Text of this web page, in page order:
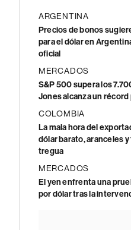
ARGENTINA
Precios de bonos
para el dólar en
oficial
MERCADOS
S&P 500 supera los
Jones alcanza un
COLOMBIA
La mala hora del
dólar barato, aranceles
tregua
MERCADOS
El yen enfrenta una
por dólar tras la